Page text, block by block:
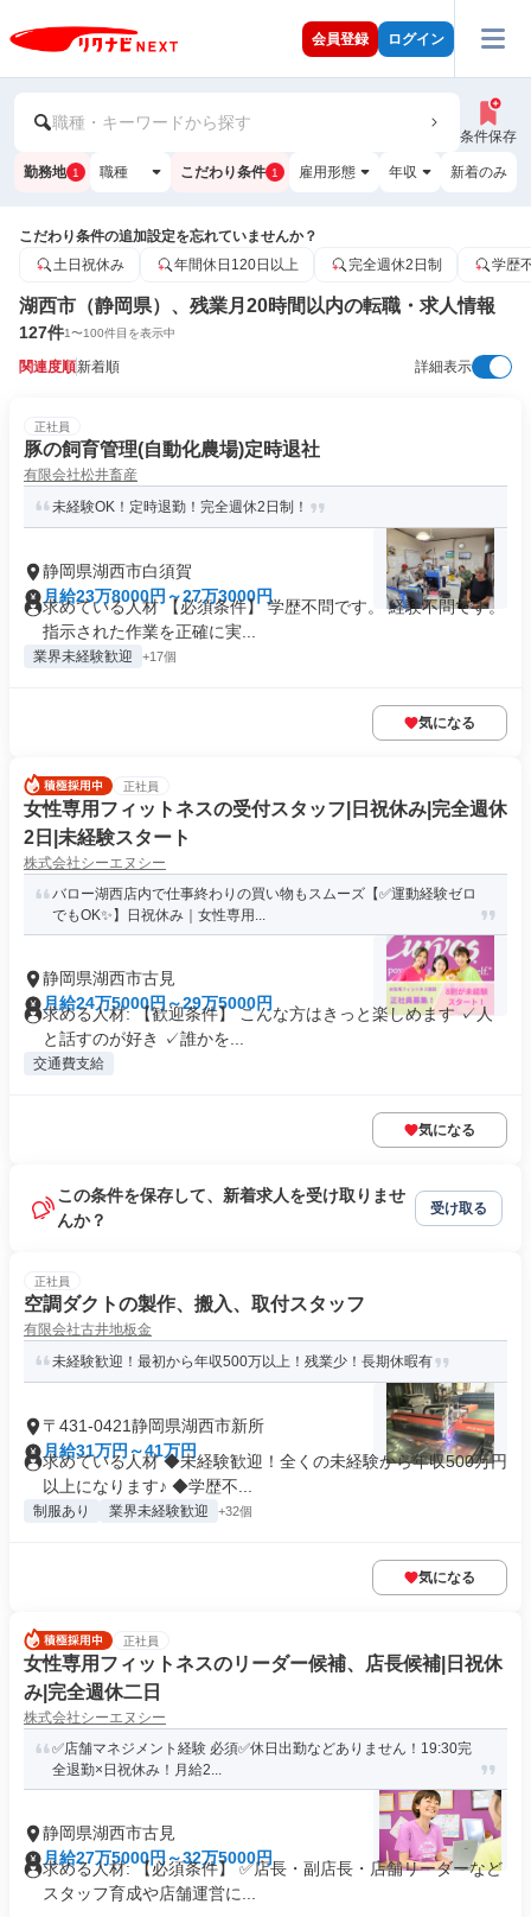
会員登録 ログイン
職種・キーワードから探す
条件保存
勤務地 1 職種 こだわり条件 1 雇用形態 年収 新着のみ
こだわり条件の追加設定を忘れていませんか？
土日祝休み
年間休日120日以上 完全週休2日制 学歴
湖西市（静岡県）、残業月20時間以内の転職・求人情報
127件1〜100件目を表示中
関連度順新着順 詳細表示
正社員
豚の飼育管理(自動化農場)定時退社
有限会社松井畜産
未経験OK！定時退勤！完全週休2日制！
静岡県湖西市白須賀
月給23万8000円～27万3000円
求めている人材 【必須条件】 学歴不問です。 経験不問です。
指示された作業を正確に実...
業界未経験歓迎 +17個
気になる
正社員
女性専用フィットネスの受付スタッフ|日祝休み|完全週休
2日|未経験スタート
株式会社シーエヌシー
バロー湖西店内で仕事終わりの買い物もスムーズ【✅運動経験ゼロ
でもOK✨】日祝休み｜女性専用...
静岡県湖西市古見
月給24万5000円～29万5000円
求める人材: 【歓迎条件】 こんな方はきっと楽しめます ✓人
と話すのが好き ✓誰かを...
交通費支給
気になる
この条件を保存して、新着求人を受け取りませ
んか？
受け取る
正社員
空調ダクトの製作、搬入、取付スタッフ
有限会社古井地板金
未経験歓迎！最初から年収500万以上！残業少！長期休暇有
〒431-0421静岡県湖西市新所
月給31万円～41万円
求めている人材 ◆未経験歓迎！全くの未経験から年収500万円
以上になります♪ ◆学歴不...
制服あり 業界未経験歓迎 +32個
気になる
正社員
女性専用フィットネスのリーダー候補、店長候補|日祝休
み|完全週休二日
株式会社シーエヌシー
✅店舗マネジメント経験 必須✅休日出勤などありません！19:30完
全退勤×日祝休み！月給2...
静岡県湖西市古見
月給27万5000円～32万5000円
求める人材: 【必須条件】 ✅店長・副店長・店舗リーダーなど
スタッフ育成や店舗運営に...